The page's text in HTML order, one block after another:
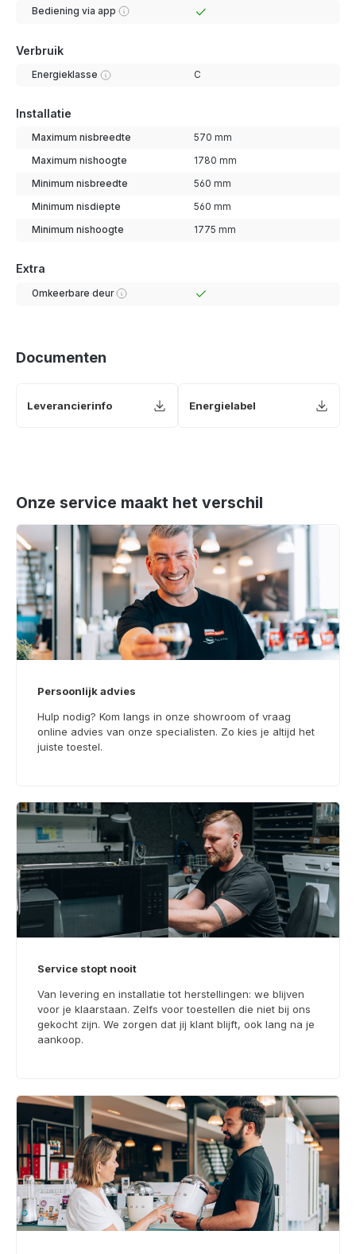
Bediening via app
Verbruik
Energieklasse C
Installatie
Maximum nisbreedte 570 mm
Maximum nishoogte 1780 mm
Minimum nisbreedte 560 mm
Minimum nisdiepte 560 mm
Minimum nishoogte 1775 mm
Extra
Omkeerbare deur
Documenten
Leverancierinfo Energielabel
Onze service maakt het verschil
Persoonlijk advies
Hulp nodig? Kom langs in onze showroom of vraag
online advies van onze specialisten. Zo kies je altijd het
juiste toestel.
Service stopt nooit
Van levering en installatie tot herstellingen: we blijven
voor je klaarstaan. Zelfs voor toestellen die niet bij ons
gekocht zijn. We zorgen dat jij klant blijft, ook lang na je
aankoop.